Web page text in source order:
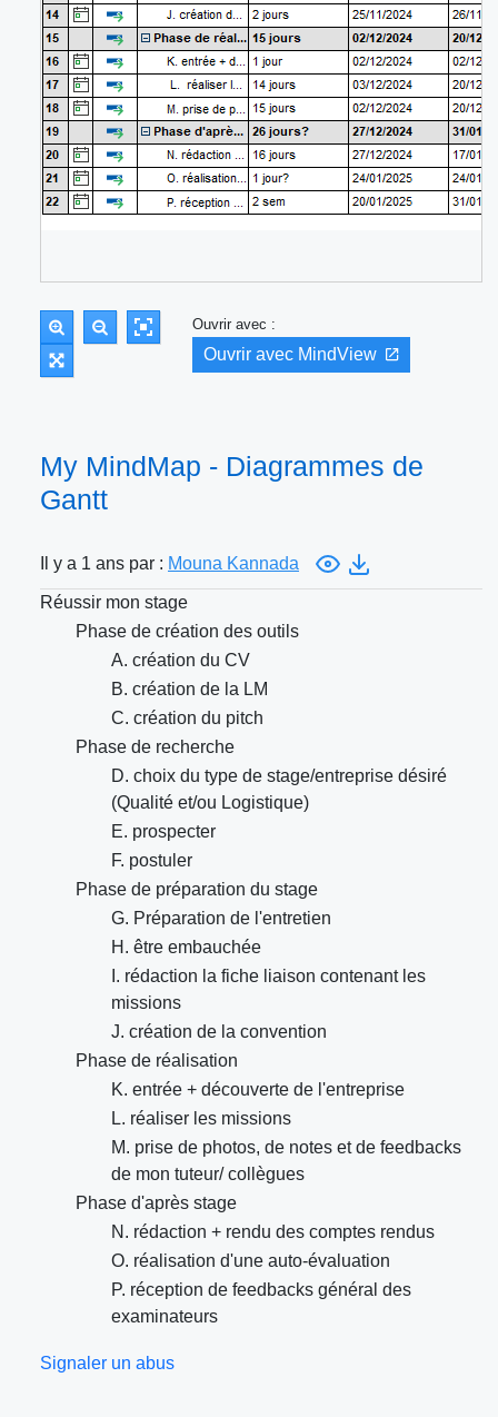
Ouvrir avec :
Ouvrir avec MindView
My MindMap - Diagrammes de
Gantt
Il y a 1 ans par : Mouna Kannada
Réussir mon stage
Phase de création des outils
A. création du CV
B. création de la LM
C. création du pitch
Phase de recherche
D. choix du type de stage/entreprise désiré
(Qualité et/ou Logistique)
E. prospecter
F. postuler
Phase de préparation du stage
G. Préparation de l'entretien
H. être embauchée
I. rédaction la fiche liaison contenant les
missions
J. création de la convention
Phase de réalisation
K. entrée + découverte de l'entreprise
L. réaliser les missions
M. prise de photos, de notes et de feedbacks
de mon tuteur/ collègues
Phase d'après stage
N. rédaction + rendu des comptes rendus
O. réalisation d'une auto-évaluation
P. réception de feedbacks général des
examinateurs
Signaler un abus